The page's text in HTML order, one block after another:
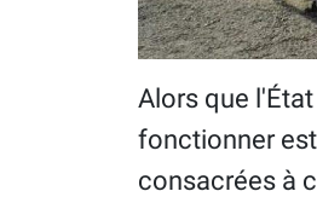
Alors que
fonctionner
consacrées à